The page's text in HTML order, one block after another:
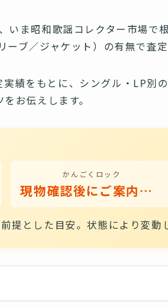
いま昭和歌謡コレクター市場で
ブ／ジャケット）の有無で査定
績をもとに、シングル・LP別
お伝えします。
かんごくロック
現物確認後にご案内いたします
とした目安。状態により変動